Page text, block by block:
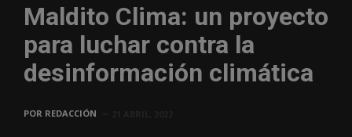
Maldito Clima: un proyecto
para luchar contra la
desinformación climática
POR REDACCIÓN